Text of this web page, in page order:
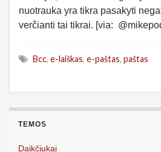
nuotrauka yra tikra pasakyti
verčianti tai tikrai. [via:
Bcc, e-laiškas, e-paštas, paštas
TEMOS
Daikčiukai